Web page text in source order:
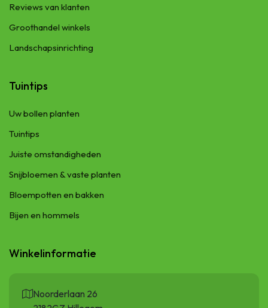
Reviews van klanten
Groothandel winkels
Landschapsinrichting
Tuintips
Uw bollen planten
Tuintips
Juiste omstandigheden
Snijbloemen & vaste planten
Bloempotten en bakken
Bijen en hommels
Winkelinformatie
Noorderlaan 26